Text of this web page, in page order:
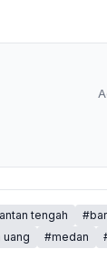
tengah
uang
#medan